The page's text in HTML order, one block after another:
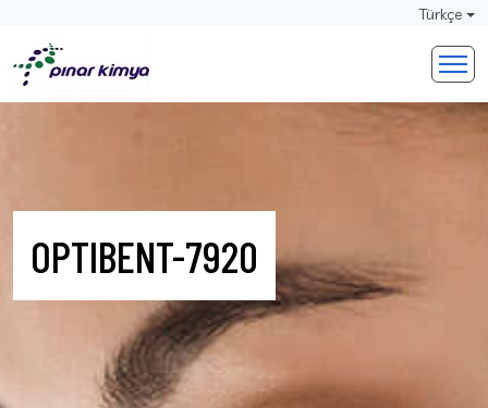
Türkçe
OPTIBENT-7920